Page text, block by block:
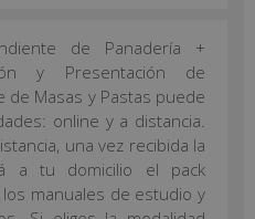
de Panadería +
y Presentación de
Masas y Pastas puede
online y a distancia.
una vez recibida la
a tu domicilio el pack
manuales de estudio y